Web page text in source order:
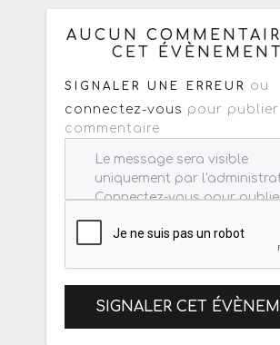
: mail / forum / réseau
AUCUN
CET
SIGNALER UNE ERREUR
ou
connectez-vous pour publier
commentaire
SIGNALER CET